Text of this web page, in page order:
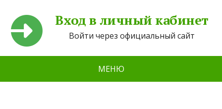
Вход в личный кабинет
Войти через официальный сайт
МЕНЮ